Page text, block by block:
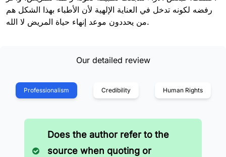
رفضه لكونه تدخل في العناية الإلهية لأن الأطباء بهذا الشكل هم
من يحددون موعد إنهاء حياة المريض لا الله.
Our detailed review
Professionalism Credibility Human Rights
Does the author refer to the
source when quoting or